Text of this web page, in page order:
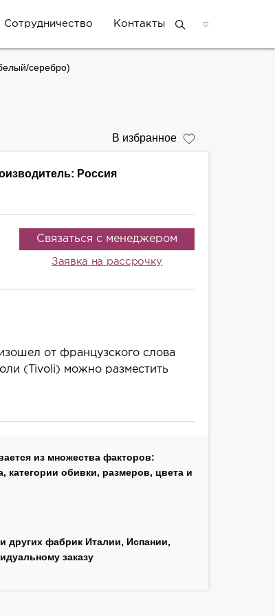
Сотрудничество Контакты
серебро)
В избранное
Россия
Связаться с менеджером
Заявка на рассрочку
от французского слова
(Tivoli) можно разместить
из множества факторов:
категории обивки, размеров, цвета и
других фабрик Италии, Испании,
заказу